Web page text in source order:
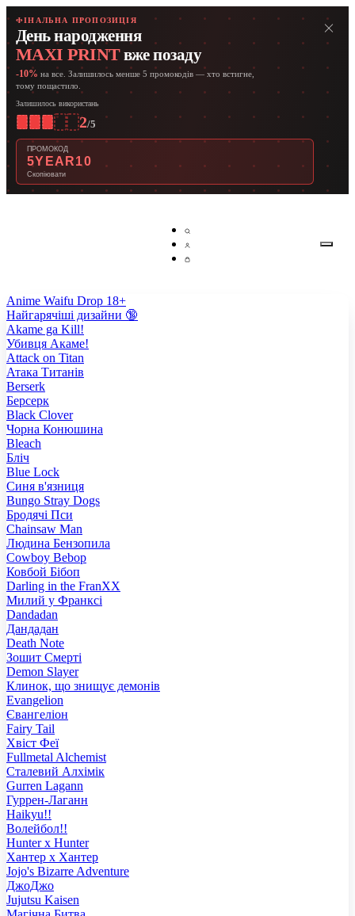
ФІНАЛЬНА ПРОПОЗИЦІЯ
День народження
MAXI PRINTвже позаду
-10% на все. Залишилось менше 5 промокодів — хто встигне,
тому пощастило.
Залишилось використань
2/5
ПРОМОКОД
5YEAR10
Скопіювати
Anime Waifu Drop 18+
Найгарячіші дизайни 🔞
Akame ga Kill!
Убивця Акаме!
Attack on Titan
Атака Титанів
Berserk
Берсерк
Black Clover
Чорна Конюшина
Bleach
Бліч
Blue Lock
Синя в'язниця
Bungo Stray Dogs
Бродячі Пси
Chainsaw Man
Людина Бензопила
Cowboy Bebop
Ковбой Бібоп
Darling in the FranXX
Милий у Франксі
Dandadan
Дандадан
Death Note
Зошит Смерті
Demon Slayer
Клинок, що знищує демонів
Evangelion
Євангеліон
Fairy Tail
Хвіст Феї
Fullmetal Alchemist
Сталевий Алхімік
Gurren Lagann
Гуррен-Лаганн
Haikyu!!
Волейбол!!
Hunter x Hunter
Хантер х Хантер
Jojo's Bizarre Adventure
ДжоДжо
Jujutsu Kaisen